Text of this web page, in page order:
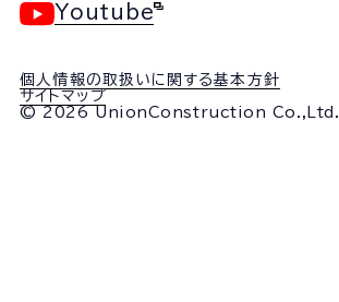
Youtube
© 2026 UnionConstruction Co.,Ltd.
個人情報の取扱いに関する基本方針
サイトマップ